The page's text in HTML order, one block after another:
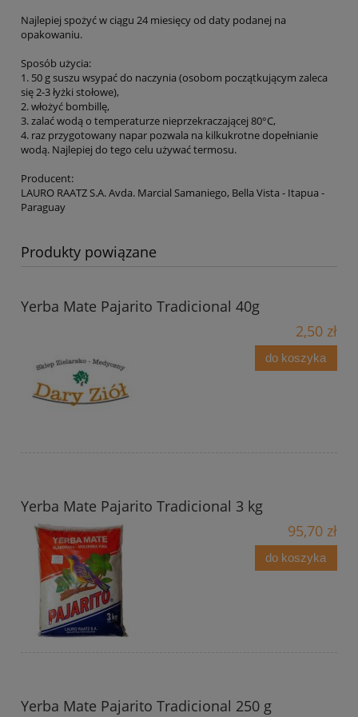
Najlepiej spożyć w ciągu 24 miesięcy od daty podanej na
opakowaniu.
Sposób użycia:
1. 50 g suszu wsypać do naczynia (osobom początkującym zaleca
się 2-3 łyżki stołowe),
2. włożyć bombillę,
3. zalać wodą o temperaturze nieprzekraczającej 80°C,
4. raz przygotowany napar pozwala na kilkukrotne dopełnianie
wodą. Najlepiej do tego celu używać termosu.
Producent:
LAURO RAATZ S.A. Avda. Marcial Samaniego, Bella Vista - Itapua -
Paraguay
Produkty powiązane
Yerba Mate Pajarito Tradicional 40g
2,50 zł
do koszyka
Yerba Mate Pajarito Tradicional 3 kg
95,70 zł
do koszyka
Yerba Mate Pajarito Tradicional 250 g